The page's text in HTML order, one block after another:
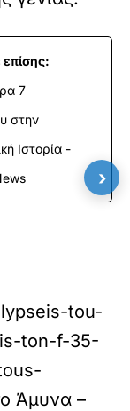
7
στην
Ιστορία -
tou-
ton-f-35-
Άμυνα –
›